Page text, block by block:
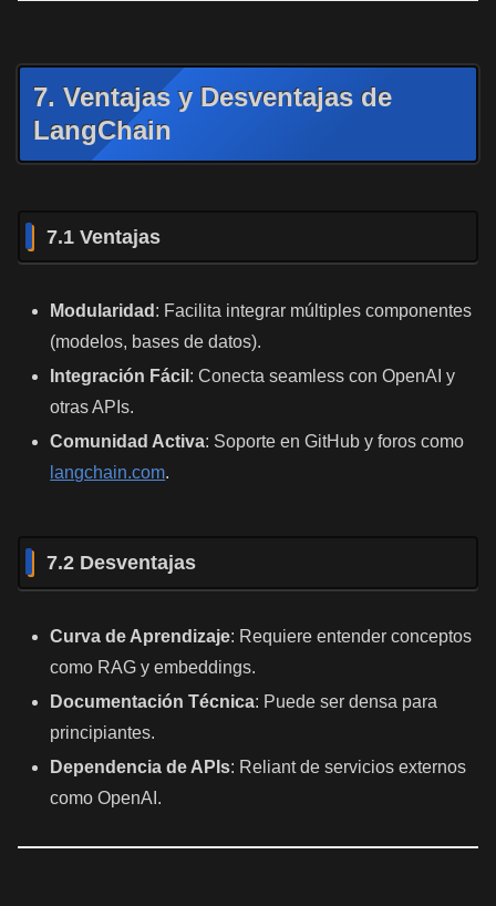
7. Ventajas y Desventajas de
LangChain
7.1 Ventajas
Modularidad : Facilita integrar múltiples componentes
(modelos, bases de datos).
Integración Fácil : Conecta seamless con OpenAI y
otras APIs.
Comunidad Activa: Soporte en GitHub y foros como
langchain.com.
7.2 Desventajas
Curva de Aprendizaje: Requiere entender conceptos
como RAG y embeddings.
Documentación Técnica: Puede ser densa para
principiantes.
Dependencia de APIs: Reliant de servicios externos
como OpenAI.